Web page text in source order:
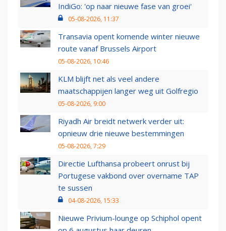
IndiGo: 'op naar nieuwe fase van groei'
05-08-2026, 11:37
Transavia opent komende winter nieuwe
route vanaf Brussels Airport
05-08-2026, 10:46
KLM blijft net als veel andere
maatschappijen langer weg uit Golfregio
05-08-2026, 9:00
Riyadh Air breidt netwerk verder uit:
opnieuw drie nieuwe bestemmingen
05-08-2026, 7:29
Directie Lufthansa probeert onrust bij
Portugese vakbond over overname TAP
te sussen
04-08-2026, 15:33
Nieuwe Privium-lounge op Schiphol opent